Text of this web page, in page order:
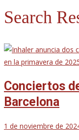
Search
Conciertos
Barcelona
1 de noviembre de